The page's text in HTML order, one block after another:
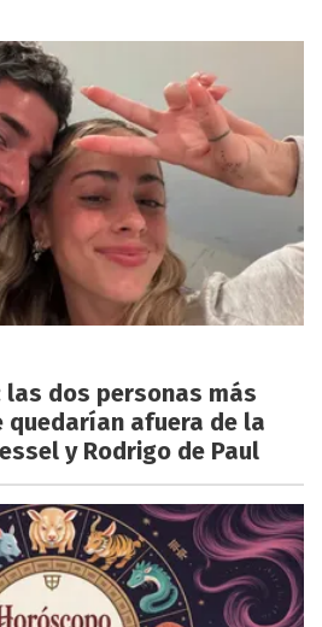
dos personas más
afuera de la
y Rodrigo de Paul